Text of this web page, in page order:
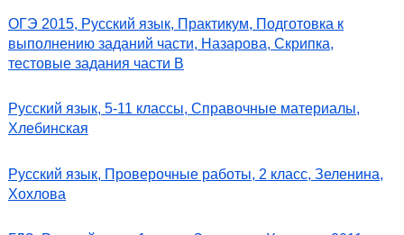
ОГЭ 2015, Русский язык, Практикум, Подготовка к
выполнению заданий части, Назарова, Скрипка,
тестовые задания части В
Русский язык, 5-11 классы, Справочные материалы,
Хлебинская
Русский язык, Проверочные работы, 2 класс, Зеленина,
Хохлова